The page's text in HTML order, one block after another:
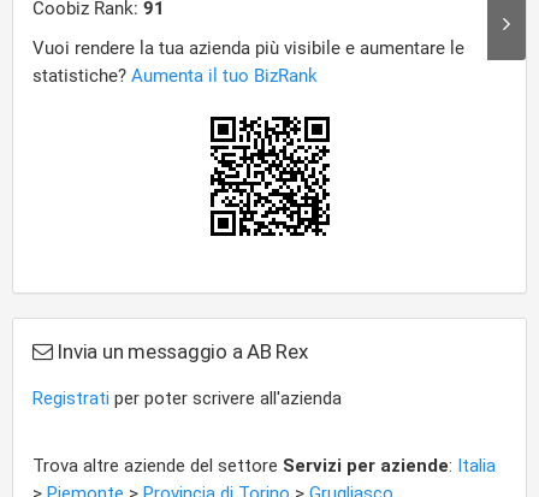
Invia un messaggio a AB Rex
Registrati per poter scrivere all'azienda
Trova altre aziende del settore Servizi per aziende: Italia